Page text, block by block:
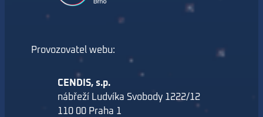
Provozovatel webu:
CENDIS, s.p.
nábřeží Ludvíka Svobody 1222/12
110 00 Praha 1